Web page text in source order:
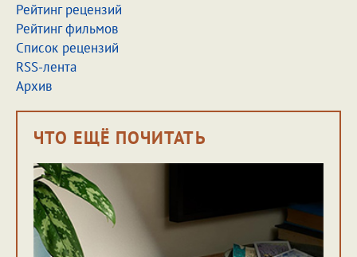
Рейтинг рецензий
Рейтинг фильмов
Список рецензий
RSS-лента
Архив
ЧТО ЕЩЁ ПОЧИТАТЬ